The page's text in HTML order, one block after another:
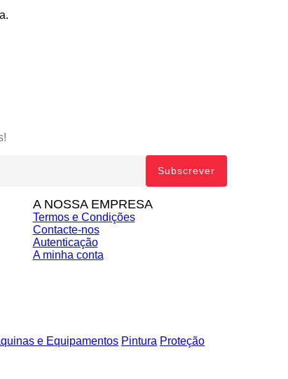
A NOSSA EMPRESA
Termos e Condições
Contacte-nos
Autenticação
A minha conta
e Equipamentos Pintura Proteção